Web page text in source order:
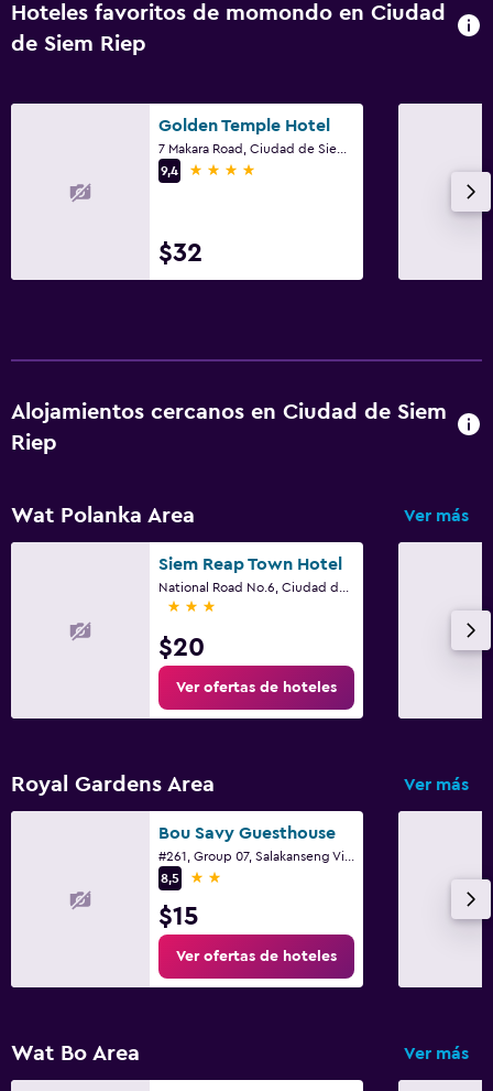
Hoteles favoritos de momondo en Ciudad
de Siem Riep
Golden Temple Hotel
9,4
4 estrellas
$32
Alojamientos cercanos en Ciudad de Siem
Riep
Wat Polanka Area Ver más
Siem Reap Town Hotel
3 estrellas
$20
Ver ofertas de hoteles
Royal Gardens Area Ver más
Bou Savy Guesthouse
8,5
2 estrellas
$15
Ver ofertas de hoteles
Wat Bo Area Ver más